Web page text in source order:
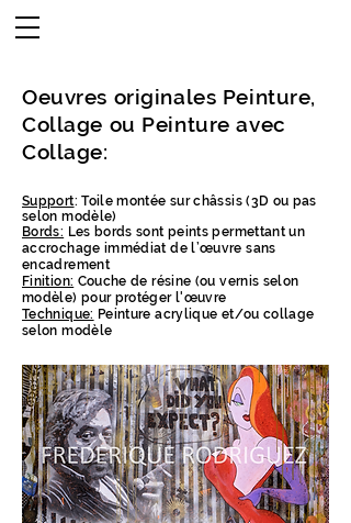
Oeuvres originales Peinture,
Collage ou Peinture avec
Collage:
Support: Toile montée sur châssis (3D ou pas
selon modèle)
Bords: Les bords sont peints permettant un
accrochage immédiat de l’œuvre sans
encadrement
Finition: Couche de résine (ou vernis selon
modèle) pour protéger l'œuvre
Technique: Peinture acrylique et/ou collage
selon modèle